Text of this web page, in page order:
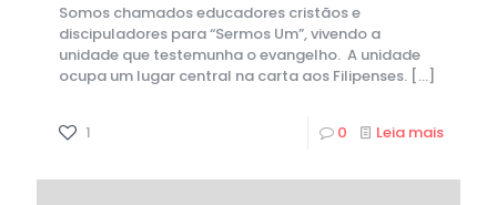
Somos chamados educadores cristãos e
discipuladores para “Sermos Um”, vivendo a
unidade que testemunha o evangelho. A unidade
ocupa um lugar central na carta aos Filipenses. […]
1 0 Leia mais